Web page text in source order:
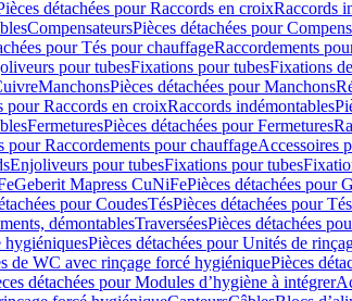
détachées pour Raccords en croixRaccords
CompensateursPièces détachées pour
pour Tés pour chauffageRaccordements
pour tubesFixations pour tubesFixations
ManchonsPièces détachées pour Manchons
pour Raccords en croixRaccords indémontables
FermeturesPièces détachées pour Fermetures
pour Raccordements pour chauffageAccessoires
Enjoliveurs pour tubesFixations pour tubes
Geberit Mapress CuNiFePièces détachées pour
pour CoudesTésPièces détachées pour Tés
démontablesTraverséesPièces détachées
hygiéniquesPièces détachées pour Unités de
de WC avec rinçage forcé hygiéniquePièces
détachées pour Modules d’hygiène à intégrer